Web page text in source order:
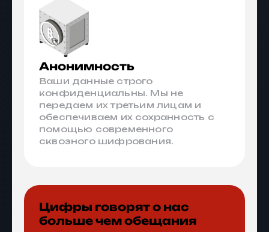
Анонимность
Ваши данные строго
конфиденциальны. Мы не
передаем их третьим лицам и
обеспечиваем их сохранность с
помощью современного
сквозного шифрования.
Цифры говорят о нас
больше чем обещания